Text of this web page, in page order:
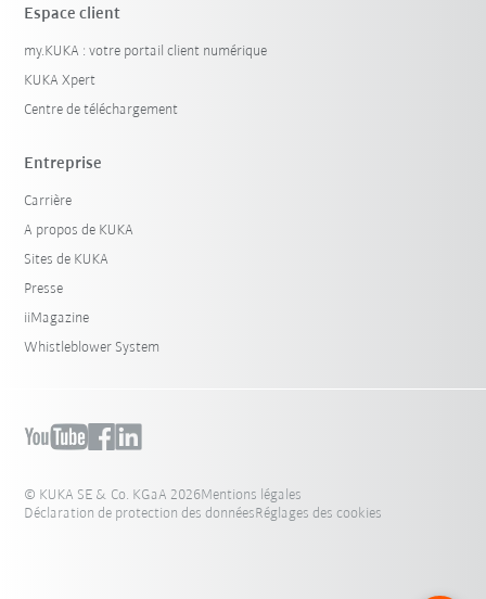
Espace client
my.KUKA : votre portail client numérique
KUKA Xpert
Centre de téléchargement
Entreprise
Carrière
A propos de KUKA
Sites de KUKA
Presse
iiMagazine
Whistleblower System
© KUKA SE & Co. KGaA 2026Mentions légales
Déclaration de protection des donnéesRéglages des cookies